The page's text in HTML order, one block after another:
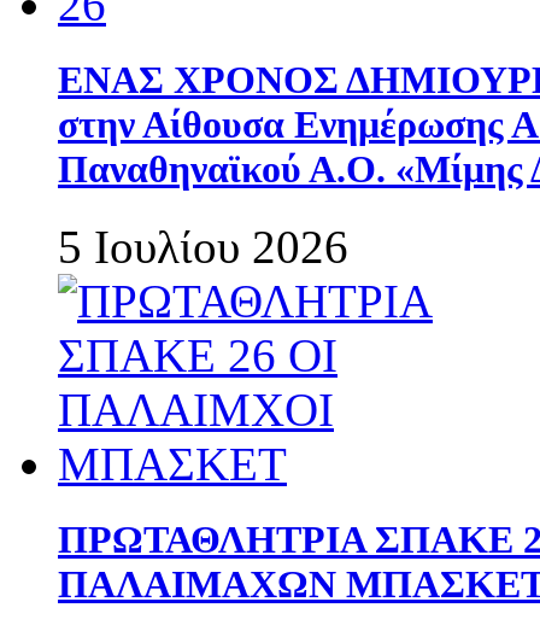
ΕΝΑΣ ΧΡΟΝΟΣ
στην Αίθουσα Ενημέρωσης
Παναθηναϊκού Α.Ο. «Μίμης
5 Ιουλίου 2026
ΠΡΩΤΑΘΛΗΤΡΙΑ ΣΠΑΚΕ
ΠΑΛΑΙΜΑΧΩΝ